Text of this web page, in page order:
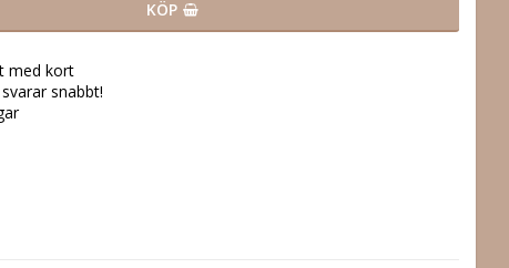
KÖP
med kort
snabbt!